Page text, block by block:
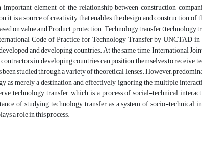
element of the relationship between construction
it is a source of creativity that enables the design and construction
on value and Product protection. Technology transfer (technology
Code of Practice for Technology Transfer by UNCTAD
and developing countries. At the same time, International
in developing countries can position themselves to
studied through a variety of theoretical lenses. However,
as merely a destination and effectively ignoring the multiple
technology transfer, which is a process of social-technical
of studying technology transfer as a system of socio-technical
a role in this process.